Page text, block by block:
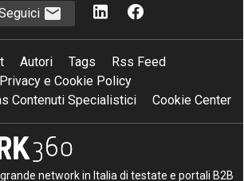
Autori Tags
Rss Feed
Privacy e Cookie Policy
Contenuti Specialistici
Cookie Center
network in Italia di testate e portali B2B